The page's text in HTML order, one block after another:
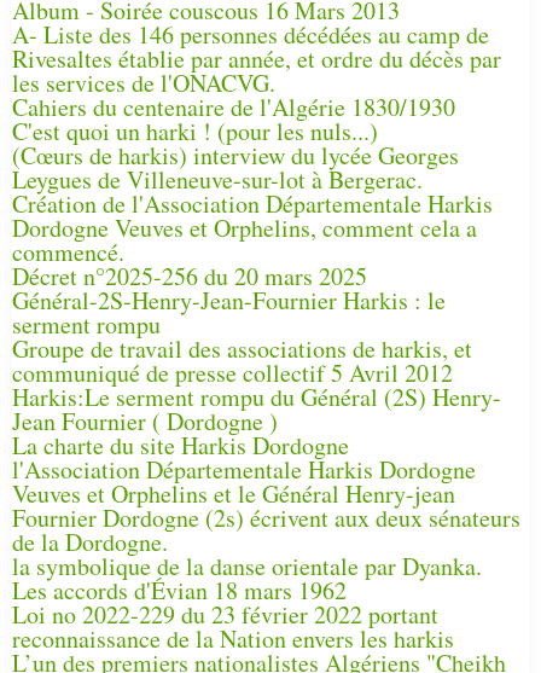
Album - Soirée couscous 16 Mars 2013
A- Liste des 146 personnes décédées au camp de
Rivesaltes établie par année, et ordre du décès par
les services de l'ONACVG.
Cahiers du centenaire de l'Algérie 1830/1930
C'est quoi un harki ! (pour les nuls...)
(Cœurs de harkis) interview du lycée Georges
Leygues de Villeneuve-sur-lot à Bergerac.
Création de l'Association Départementale Harkis
Dordogne Veuves et Orphelins, comment cela a
commencé.
Décret n°2025-256 du 20 mars 2025
Général-2S-Henry-Jean-Fournier Harkis : le
serment rompu
Groupe de travail des associations de harkis, et
communiqué de presse collectif 5 Avril 2012
Harkis:Le serment rompu du Général (2S) Henry-
Jean Fournier ( Dordogne )
La charte du site Harkis Dordogne
l'Association Départementale Harkis Dordogne
Veuves et Orphelins et le Général Henry-jean
Fournier Dordogne (2s) écrivent aux deux sénateurs
de la Dordogne.
la symbolique de la danse orientale par Dyanka.
Les accords d'Évian 18 mars 1962
Loi no 2022-229 du 23 février 2022 portant
reconnaissance de la Nation envers les harkis
L’un des premiers nationalistes Algériens "Cheikh